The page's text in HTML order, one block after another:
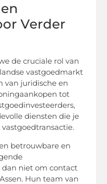
Verder
de cruciale rol van
vastgoedmarkt
van juridische en
tot
diensten die je
betrouwbare en
dan niet om contact
Hun team van